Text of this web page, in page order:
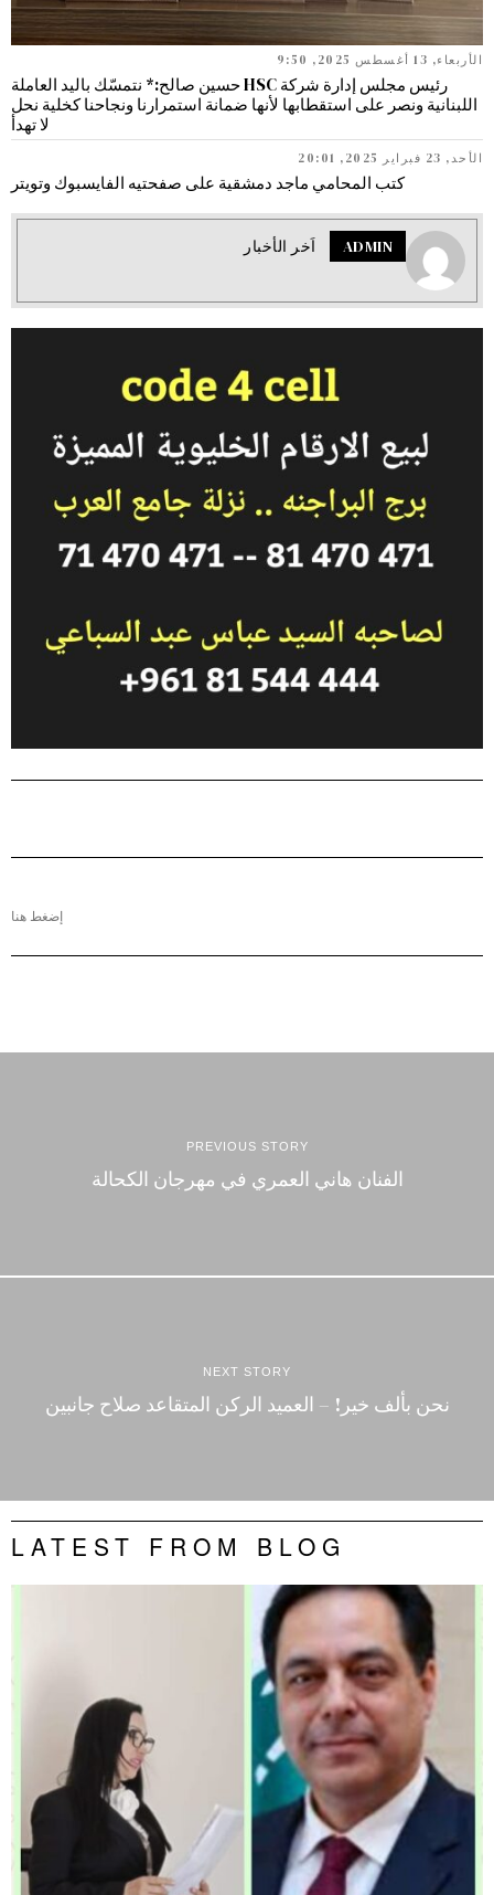
الأربعاء, 13 أغسطس 2025, 9:50
رئيس مجلس إدارة شركة HSC حسين صالح:* نتمسّك باليد العاملة
اللبنانية ونصر على استقطابها لأنها ضمانة استمرارنا ونجاحنا كخلية نحل
لا تهدأ
الأحد, 23 فبراير 2025, 20:01
كتب المحامي ماجد دمشقية على صفحتيه الفايسبوك وتويتر
ADMIN اَخر الأخبار
إضغط هنا
PREVIOUS STORY
الفنان هاني العمري في مهرجان الكحالة
NEXT STORY
نحن بألف خير! – العميد الركن المتقاعد صلاح جانبين
LATEST FROM BLOG